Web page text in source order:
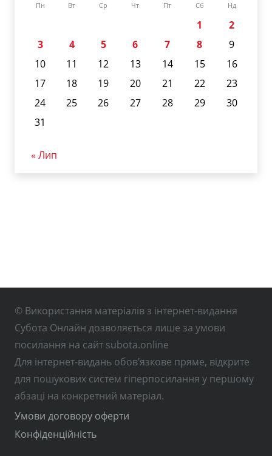
Пн Вт Ср Чт Пт Сб Нд
1
2
3
4 5 6 7 8
9
10
11 12 13 14 15
16
17
18 19 20 21 22
23
24
25 26 27 28 29
30
31
« Лип
© Використання матеріалів з інтернет-видання
Субота Онлайн дозволяється лише за умови
посилання на сайт subota.online
Для інтернет-видань обов’язкове пряме, відкрите
для пошукових систем гіперпосилання у першому
абзаці на конкретний матеріал.
Умови договору оферти
Конфіденційність